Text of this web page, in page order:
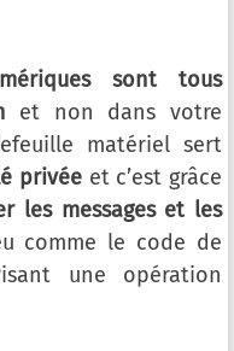
sont tous
et non dans votre
matériel sert
privéeet c’est grâce
les messages et les
comme le code de
une opération